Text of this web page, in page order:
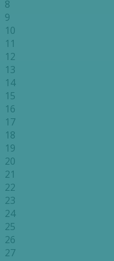
8
9
10
11
12
13
14
15
16
17
18
19
20
21
22
23
24
25
26
27